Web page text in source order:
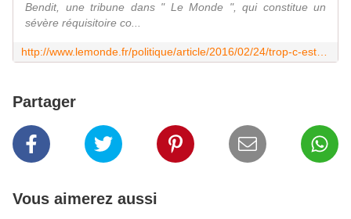
Bendit, une tribune dans " Le Monde ", qui constitue un
sévère réquisitoire co...
Partager
Vous aimerez aussi